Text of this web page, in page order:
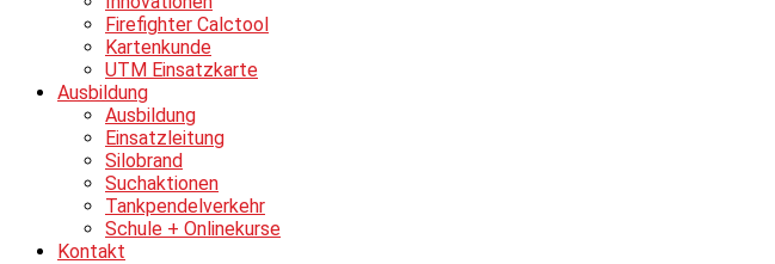
Firefighter Calctool
Kartenkunde
UTM Einsatzkarte
Ausbildung
Ausbildung
Einsatzleitung
Silobrand
Suchaktionen
Tankpendelverkehr
Schule + Onlinekurse
Kontakt